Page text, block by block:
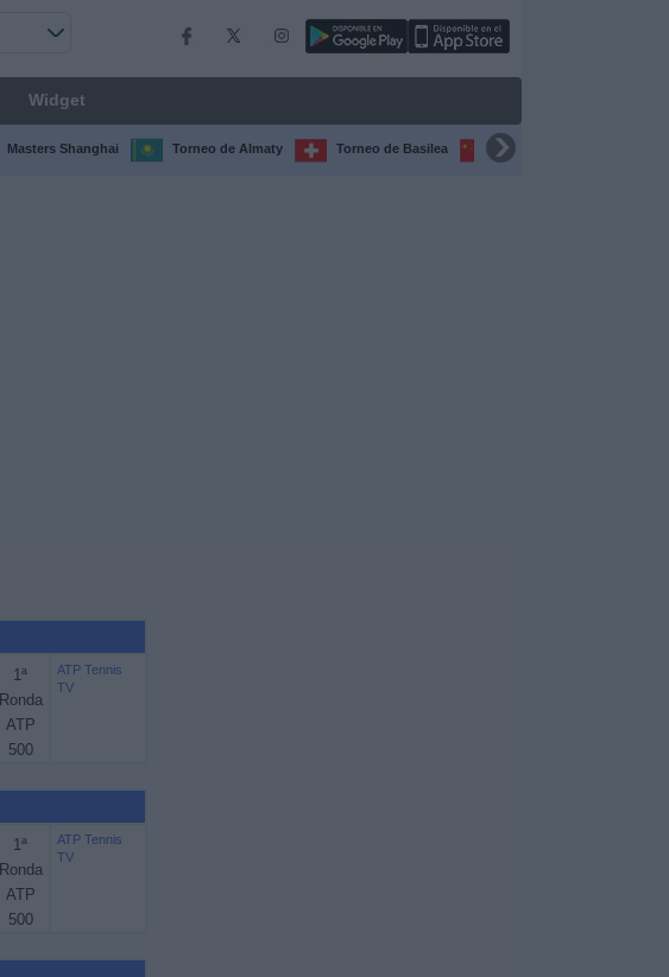
Widget
Masters Shanghai Torneo de Almaty Torneo de Basilea Torneo de Chengdú
1ª
Ronda
ATP
500
ATP Tennis
TV
1ª
Ronda
ATP
500
ATP Tennis
TV